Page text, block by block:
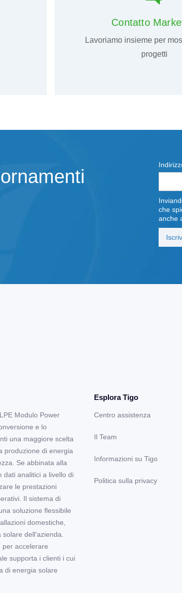
Contatto
Lavoriamo insieme per
progetti
che
anche
Modulo Power
e lo
una maggiore scelta
produzione di energia
Se abbinata alla
dati analitici a livello di
le prestazioni
Il sistema di
soluzione flessibile
domestiche,
dell'azienda.
per accelerare
supporta i clienti i cui
di energia solare
Esplora Tigo
Centro assistenza
Il Team
Informazioni su Tigo
Politica sulla privacy